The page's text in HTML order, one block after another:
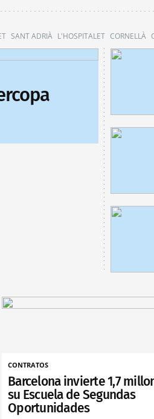
SANT ADRIÀ L'HOSPITALET CORNELLÀ
CONTRATOS
Barcelona invierte 1,7
su Escuela de Segundas
Oportunidades